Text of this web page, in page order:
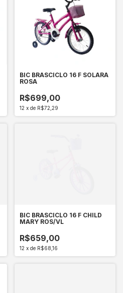
BIC BRASCICLO 16 F SOLARA
ROSA
R$699,00
12 x de R$72,29
BIC BRASCICLO 16 F CHILD
MARY ROS/VL
R$659,00
12 x de R$68,16